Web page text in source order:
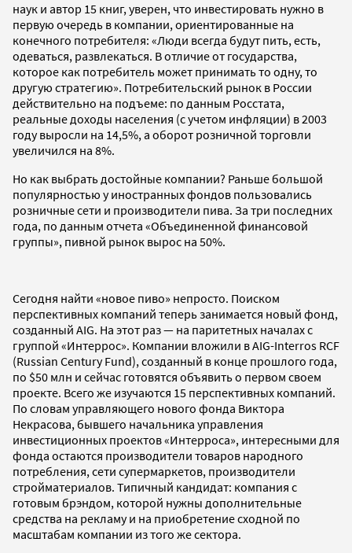
наук и автор 15 книг, уверен, что инвестировать нужно в
первую очередь в компании, ориентированные на
конечного потребителя: «Люди всегда будут пить, есть,
одеваться, развлекаться. В отличие от государства,
которое как потребитель может принимать то одну, то
другую стратегию». Потребительский рынок в России
действительно на подъеме: по данным Росстата,
реальные доходы населения (с учетом инфляции) в 2003
году выросли на 14,5%, а оборот розничной торговли
увеличился на 8%.
Но как выбрать достойные компании? Раньше большой
популярностью у иностранных фондов пользовались
розничные сети и производители пива. За три последних
года, по данным отчета «Объединенной финансовой
группы», пивной рынок вырос на 50%.
Сегодня найти «новое пиво» непросто. Поиском
перспективных компаний теперь занимается новый фонд,
созданный AIG. На этот раз — на паритетных началах с
группой «Интеррос». Компании вложили в AIG-Interros RCF
(Russian Century Fund), созданный в конце прошлого года,
по $50 млн и сейчас готовятся объявить о первом своем
проекте. Всего же изучаются 15 перспективных компаний.
По словам управляющего нового фонда Виктора
Некрасова, бывшего начальника управления
инвестиционных проектов «Интерроса», интересными для
фонда остаются производители товаров народного
потребления, сети супермаркетов, производители
стройматериалов. Типичный кандидат: компания с
готовым брэндом, которой нужны дополнительные
средства на рекламу и на приобретение сходной по
масштабам компании из того же сектора.